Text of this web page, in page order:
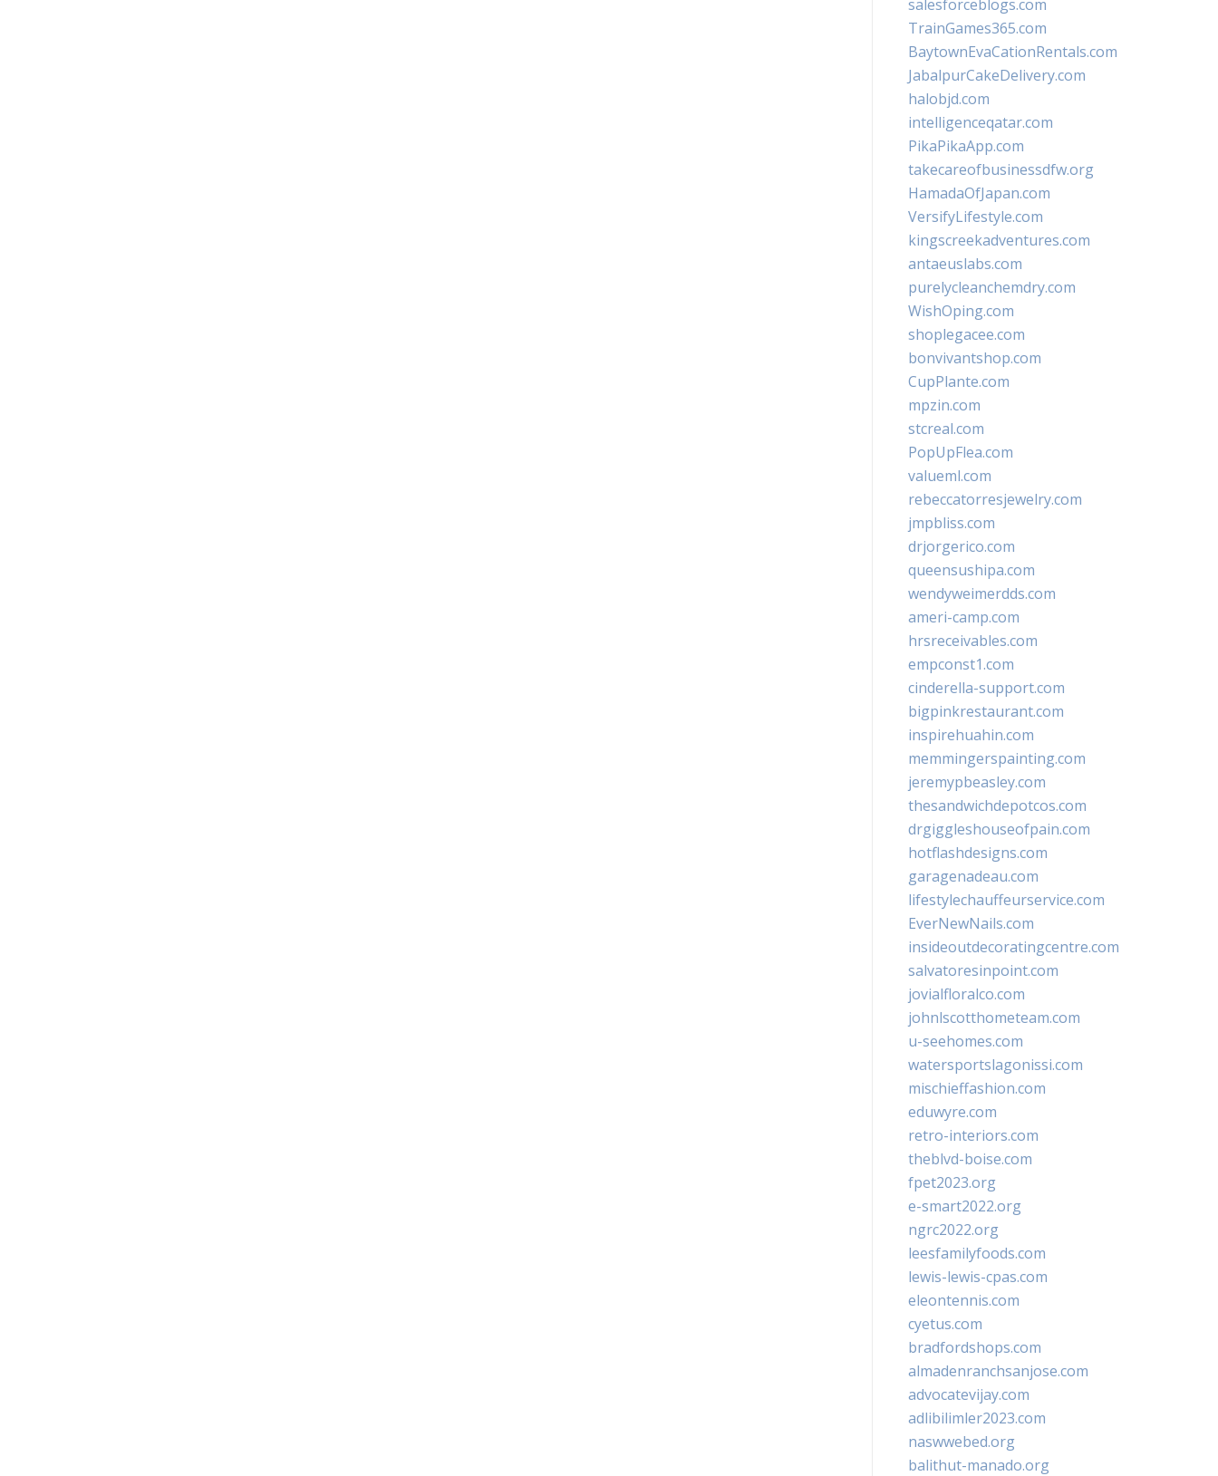
salesforceblogs.com
TrainGames365.com
BaytownEvaCationRentals.com
JabalpurCakeDelivery.com
halobjd.com
intelligenceqatar.com
PikaPikaApp.com
takecareofbusinessdfw.org
HamadaOfJapan.com
VersifyLifestyle.com
kingscreekadventures.com
antaeuslabs.com
purelycleanchemdry.com
WishOping.com
shoplegacee.com
bonvivantshop.com
CupPlante.com
mpzin.com
stcreal.com
PopUpFlea.com
valueml.com
rebeccatorresjewelry.com
jmpbliss.com
drjorgerico.com
queensushipa.com
wendyweimerdds.com
ameri-camp.com
hrsreceivables.com
empconst1.com
cinderella-support.com
bigpinkrestaurant.com
inspirehuahin.com
memmingerspainting.com
jeremypbeasley.com
thesandwichdepotcos.com
drgiggleshouseofpain.com
hotflashdesigns.com
garagenadeau.com
lifestylechauffeurservice.com
EverNewNails.com
insideoutdecoratingcentre.com
salvatoresinpoint.com
jovialfloralco.com
johnlscotthometeam.com
u-seehomes.com
watersportslagonissi.com
mischieffashion.com
eduwyre.com
retro-interiors.com
theblvd-boise.com
fpet2023.org
e-smart2022.org
ngrc2022.org
leesfamilyfoods.com
lewis-lewis-cpas.com
eleontennis.com
cyetus.com
bradfordshops.com
almadenranchsanjose.com
advocatevijay.com
adlibilimler2023.com
naswwebed.org
balithut-manado.org